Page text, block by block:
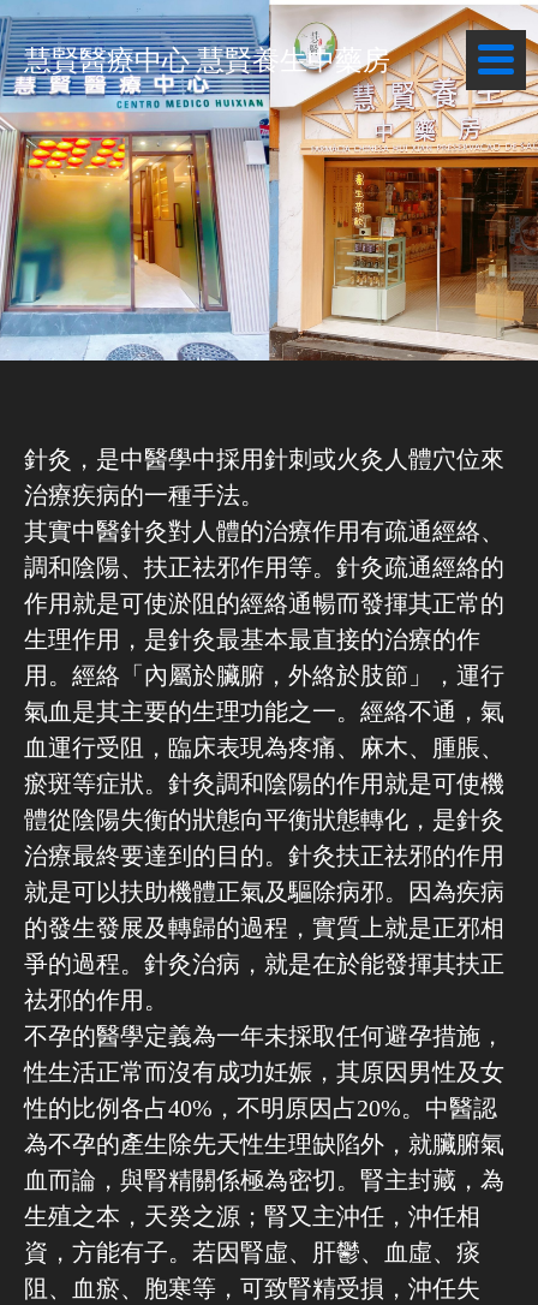
慧賢醫療中心 慧賢養生中藥房
針灸 ，是中醫學中採用針刺或火灸人體穴位來
治療疾病的一種手法。
其實中醫針灸對人體的治療作用有疏通經絡、
調和陰陽、扶正祛邪作用等。針灸疏通經絡的
作用就是可使淤阻的經絡通暢而發揮其正常的
生理作用，是針灸最基本最直接的治療的作
用。 經絡「內屬於臟腑，外絡於肢節」，運行
氣血是其主要的生理功能之一。 經絡不通，氣
血運行受阻，臨床表現為疼痛、麻木、腫脹、
瘀斑等症狀。針灸調和陰陽的作用就是可使機
體從陰陽失衡的狀態向平衡狀態轉化，是針灸
治療最終要達到的目的。針灸扶正祛邪的作用
就是可以扶助機體正氣及驅除病邪。因為疾病
的發生發展及轉歸的過程，實質上就是正邪相
爭的過程。針灸治病，就是在於能發揮其扶正
祛邪的作用。
不孕的醫學定義為一年未採取任何避孕措施，
性生活正常而沒有成功妊娠，其原因男性及女
性的比例各占40%，不明原因占20%。 中醫認
為不孕的產生除先天性生理缺陷外，就臟腑氣
血而論，與腎精關係極為密切。腎主封藏，為
生殖之本，天癸之源；腎又主沖任，沖任相
資，方能有子。若因腎虛、肝鬱、血虛、痰
阻、血瘀、胞寒等，可致腎精受損，沖任失